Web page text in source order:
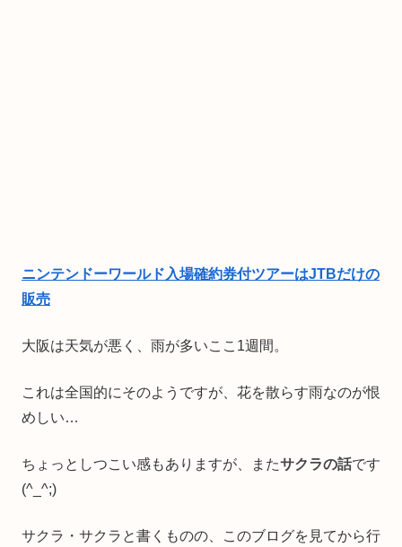
ニンテンドーワールド入場確約券付ツアーはJTBだけの
販売
大阪は天気が悪く、雨が多いここ1週間。
これは全国的にそのようですが、花を散らす雨なのが恨
めしい…
ちょっとしつこい感もありますが、またサクラの話です
(^_^;)
サクラ・サクラと書くものの、このブログを見てから行